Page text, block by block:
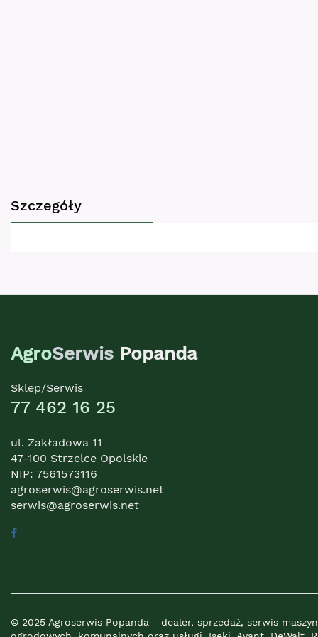
Szczegóły
AgroSerwis Popanda
Sklep/Serwis
77 462 16 25
ul. Zakładowa 11
47-100 Strzelce Opolskie
NIP: 7561573116
agroserwis@agroserwis.net
serwis@agroserwis.net
© 2025 Agroserwis Popanda - dealer, sprzedaż, serwis